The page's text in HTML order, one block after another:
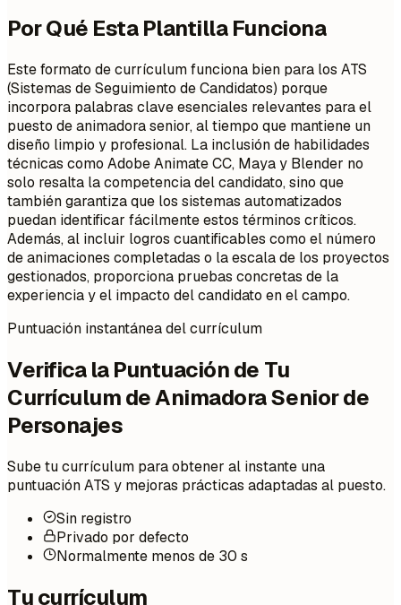
Por Qué Esta Plantilla Funciona
Este formato de currículum funciona bien para los ATS
(Sistemas de Seguimiento de Candidatos) porque
incorpora palabras clave esenciales relevantes para el
puesto de animadora senior, al tiempo que mantiene un
diseño limpio y profesional. La inclusión de habilidades
técnicas como Adobe Animate CC, Maya y Blender no
solo resalta la competencia del candidato, sino que
también garantiza que los sistemas automatizados
puedan identificar fácilmente estos términos críticos.
Además, al incluir logros cuantificables como el número
de animaciones completadas o la escala de los proyectos
gestionados, proporciona pruebas concretas de la
experiencia y el impacto del candidato en el campo.
Puntuación instantánea del currículum
Verifica la Puntuación de Tu
Currículum de Animadora Senior de
Personajes
Sube tu currículum para obtener al instante una
puntuación ATS y mejoras prácticas adaptadas al puesto.
Sin registro
Privado por defecto
Normalmente menos de 30 s
Tu currículum